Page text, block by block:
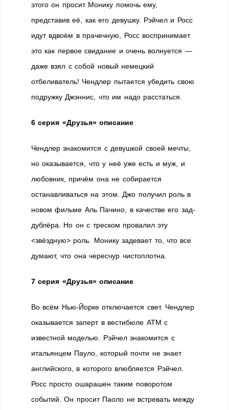
этого он просит Монику помочь ему,
представив её, как его девушку. Рэйчел и Росс
идут вдвоём в прачечную, Росс воспринимает
это как первое свидание и очень волнуется —
даже взял с собой новый немецкий
отбеливатель! Чендлер пытается убедить свою
подружку Джэннис, что им надо расстаться.
6 серия «Друзья» описание
Чендлер знакомится с девушкой своей мечты,
но оказывается, что у неё уже есть и муж, и
любовник, причём она не собирается
останавливаться на этом. Джо получил роль в
новом фильме Аль Пачино, в качестве его зад-
дублёра. Но он с треском провалил эту
<звёздную> роль. Монику задевает то, что все
думают, что она чересчур чистоплотна.
7 серия «Друзья» описание
Во всём Нью-Йорке отключается свет. Чендлер
оказывается заперт в вестибюле ATM с
известной моделью. Рэйчел знакомится с
итальянцем Пауло, который почти не знает
английского, в которого влюбляется Рэйчел.
Росс просто ошарашен таким поворотом
событий. Он просит Паоло не встревать между